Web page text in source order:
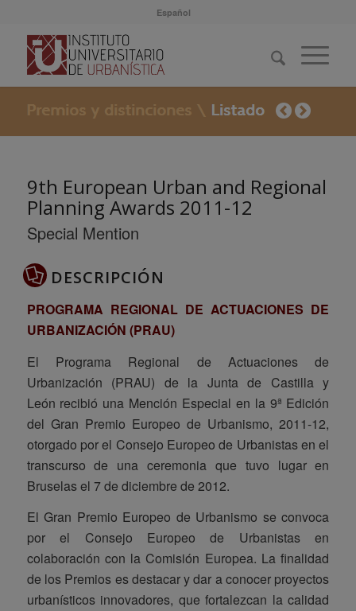
Español
9th European Urban and Regional
Planning Awards 2011-12
Special Mention
DESCRIPCIÓN
PROGRAMA REGIONAL DE ACTUACIONES DE
URBANIZACIÓN (PRAU)
El Programa Regional de Actuaciones de
Urbanización (PRAU) de la Junta de Castilla y
León recibió una Mención Especial en la 9ª Edición
del Gran Premio Europeo de Urbanismo, 2011-12,
otorgado por el Consejo Europeo de Urbanistas en el
transcurso de una ceremonia que tuvo lugar en
Bruselas el 7 de diciembre de 2012.
El Gran Premio Europeo de Urbanismo se convoca
por el Consejo Europeo de Urbanistas en
colaboración con la Comisión Europea. La finalidad
de los Premios es destacar y dar a conocer proyectos
urbanísticos innovadores, que fortalezcan la calidad